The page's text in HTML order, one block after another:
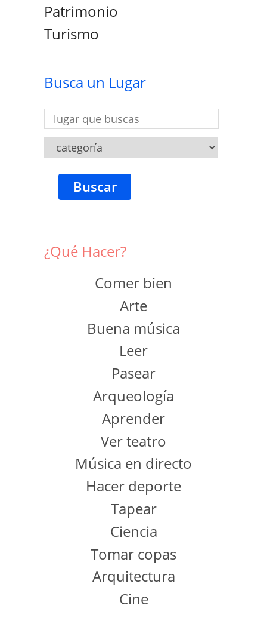
Patrimonio
Turismo
Busca un Lugar
Buscar
¿Qué Hacer?
Comer bien
Arte
Buena música
Leer
Pasear
Arqueología
Aprender
Ver teatro
Música en directo
Hacer deporte
Tapear
Ciencia
Tomar copas
Arquitectura
Cine